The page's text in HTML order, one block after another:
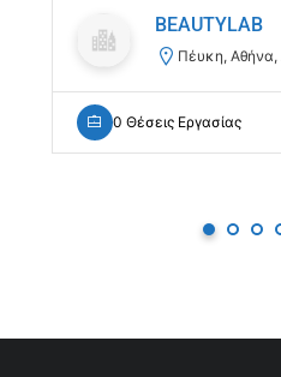
BEAUTYLAB
Πέυκη, Αθήνα,
0 Θέσεις Εργασίας